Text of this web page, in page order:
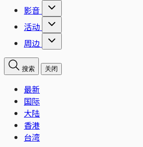
影音
活动
周边
搜索 关闭
最新
国际
大陆
香港
台湾